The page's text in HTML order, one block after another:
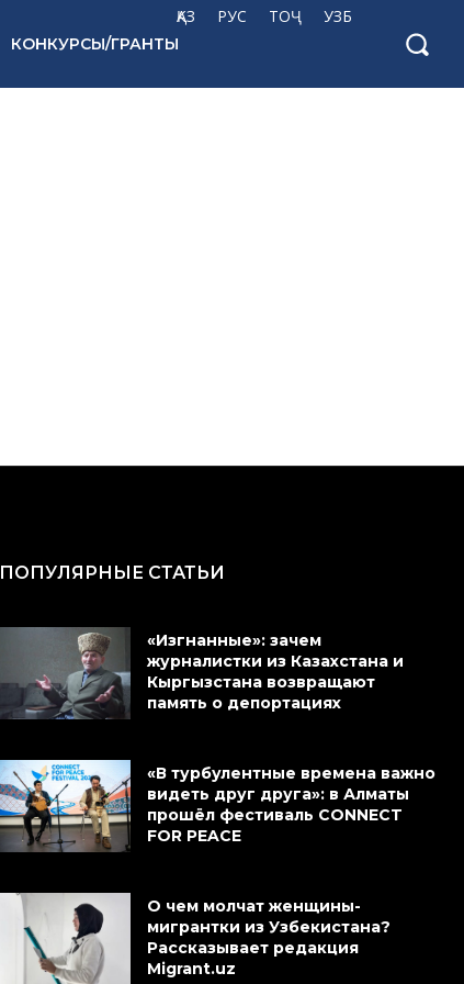
ҚАЗ РУС ТОҶ УЗБ
КОНКУРСЫ/ГРАНТЫ
ПОПУЛЯРНЫЕ СТАТЬИ
«Изгнанные»: зачем
журналистки из Казахстана и
Кыргызстана возвращают
память о депортациях
«В турбулентные времена важно
видеть друг друга»: в Алматы
прошёл фестиваль CONNECT
FOR PEACE
О чем молчат женщины-
мигрантки из Узбекистана?
Рассказывает редакция
Migrant.uz